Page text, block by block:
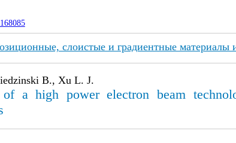
слоистые и градиентные материалы
B., Xu L. J.
a high power electron beam